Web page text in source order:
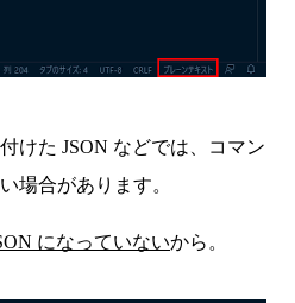
けた JSON などでは、コマン
場合があります。
になっていないから。